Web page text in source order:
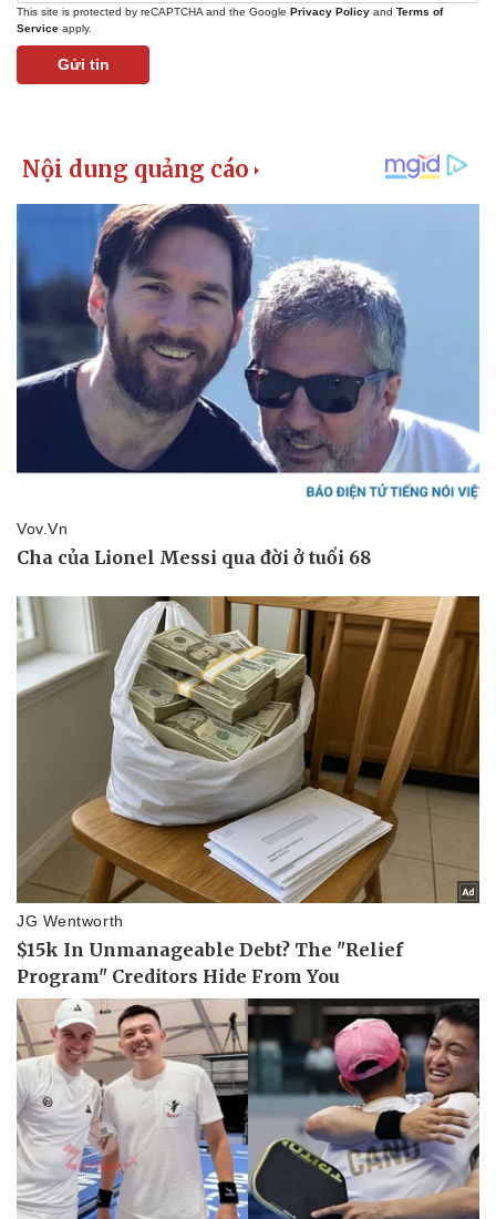
Pháp luật
Vụ án
Tin nóng
Tư vấn luật
Quân sự - Quốc phòng
Vũ khí
Việt Nam
Phân tích
This site is protected by reCAPTCHA and the Google Privacy Policy and Terms of
Service apply.
Gửi tin